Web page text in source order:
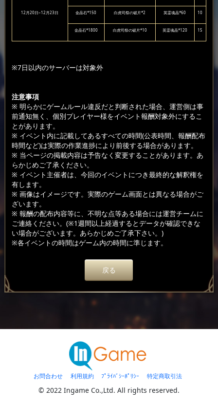
12月20日~12月23日 金晶石*150 白虎司祭の破片*2 英霊魂晶*60 10
金晶石*1800 白虎司祭の破片*10 英霊魂晶*120 15
※7日以内のサーバーは対象外
注意事項
※ 明らかにゲームルール違反だと判断された場合、運営側は事
前通知無く、個別プレイヤー様をイベント報酬対象外にするこ
とがあります。
※ イベント内に記載してあるすべての時間(公表時間、報酬配布
時間など)は実際の作業進捗により前後する場合があります。
※ 当ページの掲載内容は予告なく変更することがあります。あ
らかじめご了承ください。
※ イベント主催者は、今回のイベントにつき最終的な解釈権を
有します。
※ 画像はイメージです。実際のゲーム画面とは異なる場合がご
ざいます。
※ 報酬の配布内容等に、不明な点等ある場合には運営チームに
ご連絡ください。(※1週間以上経過するとデータが確認できな
い場合がございます。あらかじめご了承下さい。)
※各イベントの時間はゲーム内の時間に準じます。
戻る
お問合わせ 利用規約 ﾌﾟﾗｲﾊﾞｼｰﾎﾟﾘｼｰ 特定商取引法
© 2022 Ingame Co.,Ltd. All rights reserved.